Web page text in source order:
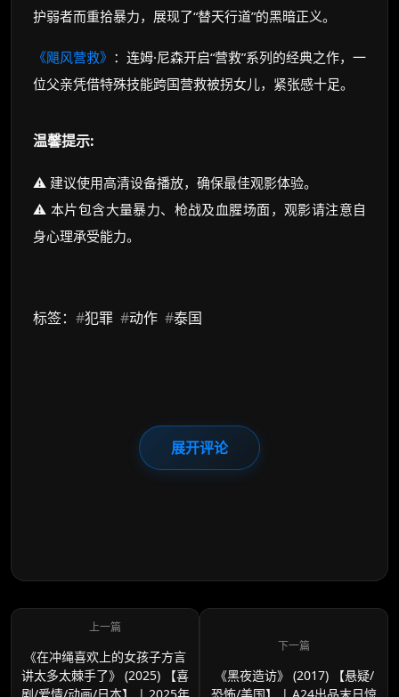
护弱者而重拾暴力，展现了“替天行道”的黑暗正义。
《飓风营救》 ：连姆·尼森开启“营救”系列的经典之作，一
位父亲凭借特殊技能跨国营救被拐女儿，紧张感十足。
温馨提示:
⚠️ 建议使用高清设备播放，确保最佳观影体验。
⚠️ 本片包含大量暴力、枪战及血腥场面，观影请注意自
身心理承受能力。
标签： #犯罪 #动作 #泰国
展开评论
《在冲绳喜欢上的女孩子方言
讲太多太棘手了》 (2025) 【喜
《黑夜造访》 (2017) 【悬疑/